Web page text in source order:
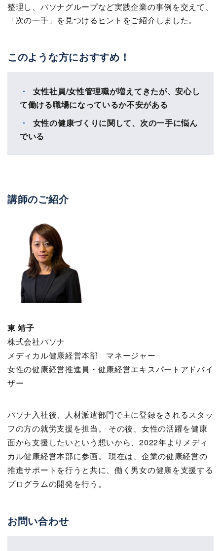
整理し、パソナグループなど実践企業の事例を交えて、
「次の一手」を見つけるヒントをご紹介しました。
このような方におすすめ！
女性社員/女性管理職が増えてきたが、安心し
て働ける職場になっているか不安がある
女性の健康づくりに関して、次の一手に悩ん
でいる
講師のご紹介
東 靖子
株式会社パソナ
メディカル健康経営本部 マネージャー
女性の健康経営推進員・健康経営エキスパートアドバイ
ザー
パソナ入社後、人材派遣部門で主に登録をされるスタッ
フの方の就労支援を担当。 その後、女性の活躍を健康
面から支援したいという想いから、2022年よりメディ
カル健康経営本部に参画。 現在は、企業の健康経営の
推進サポートを行うと共に、働く男女の健康を支援する
プログラムの開発を行う。
お問い合わせ